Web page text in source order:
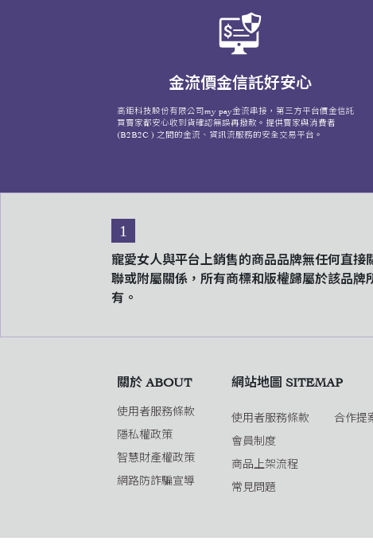
金流價金信託好安心
高鉅科技股份有限公司my pay金流串接，第三方平台價金信託
買賣家都安心收到貨確認無誤再撥款。提供賣家與消費者
(B2B2C ) 之間的金流、資訊流服務的安全交易平台。
1
寵愛女人與平台上銷售的商品品牌無任何直接
聯或附屬關係，所有商標和版權歸屬於該品牌
有。
關於 ABOUT
使用者服務條款
隱私權政策
智慧財產權政策
網路防詐騙宣導
網站地圖 SITEMAP
使用者服務條款
會員制度
商品上架流程
常見問題
合作提